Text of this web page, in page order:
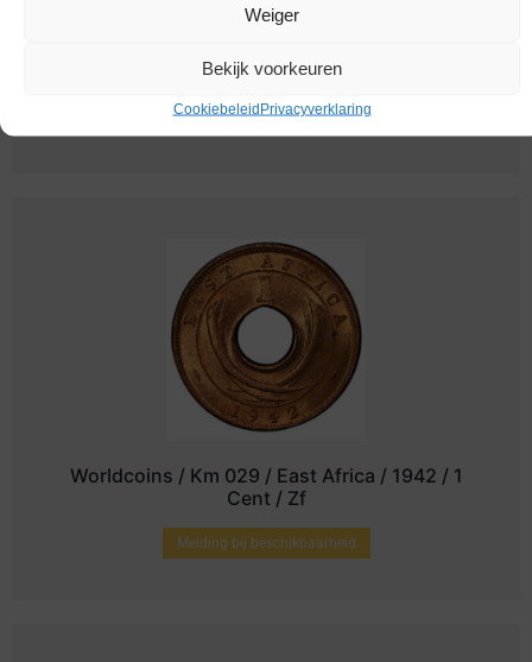
Weiger
Bekijk voorkeuren
CookiebeleidPrivacyverklaring
Cent / Zf
Melding bij beschikbaarheid
Worldcoins / Km 029 / East Africa / 1942 / 1
Cent / Zf
Melding bij beschikbaarheid